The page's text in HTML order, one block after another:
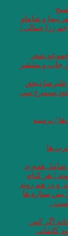
و شاملو
رزا جمالی /
شعر
چاپ و منتشر
ذیحق
سيمرغ سي
/ نرمینه
ﻫﺎ
شامل همه ی
؛ هر کدام
و در هم روند
ستاره ها
.
اگر کس
کاشانی